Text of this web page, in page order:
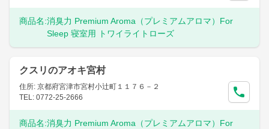
商品名:消臭力 Premium Aroma（プレミアムアロマ）For
Sleep 寝室用 トワイライトローズ
クスリのアオキ宮村
住所: 京都府宮津市宮村小辻町１１７６－２
TEL: 0772-25-2666
商品名:消臭力 Premium Aroma（プレミアムアロマ）For